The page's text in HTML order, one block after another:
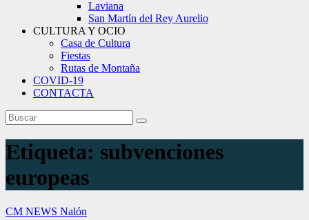
Laviana
San Martín del Rey Aurelio
CULTURA Y OCIO
Casa de Cultura
Fiestas
Rutas de Montaña
COVID-19
CONTACTA
Etiqueta: subvenciones
europeas
CM NEWS Nalón